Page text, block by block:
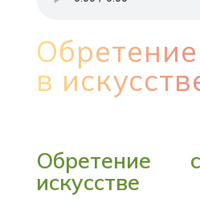
в
Обретение
искусстве